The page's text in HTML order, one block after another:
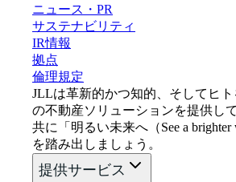
ニュース・PR
サステナビリティ
IR情報
拠点
倫理規定
JLLは革新的かつ知的、そしてヒ
の不動産ソリューションを提供し
共に「明るい未来へ（See a
を踏み出しましょう。
提供サービス